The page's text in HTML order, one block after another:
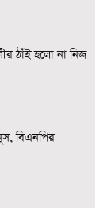
ঠাঁই হলো না নিজ
বিএনপির